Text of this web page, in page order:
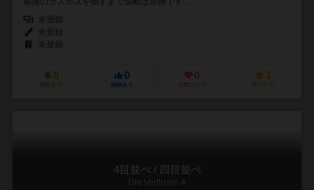
0
興味あり
0
経験あり
0
お気に入り
1
持ってる
4目並べ / 四目並べ
Die Verflixten 4